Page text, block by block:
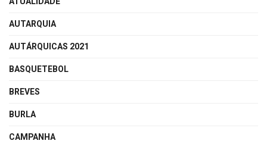
AUTARQUIA
AUTÁRQUICAS 2021
BASQUETEBOL
BREVES
BURLA
CAMPANHA